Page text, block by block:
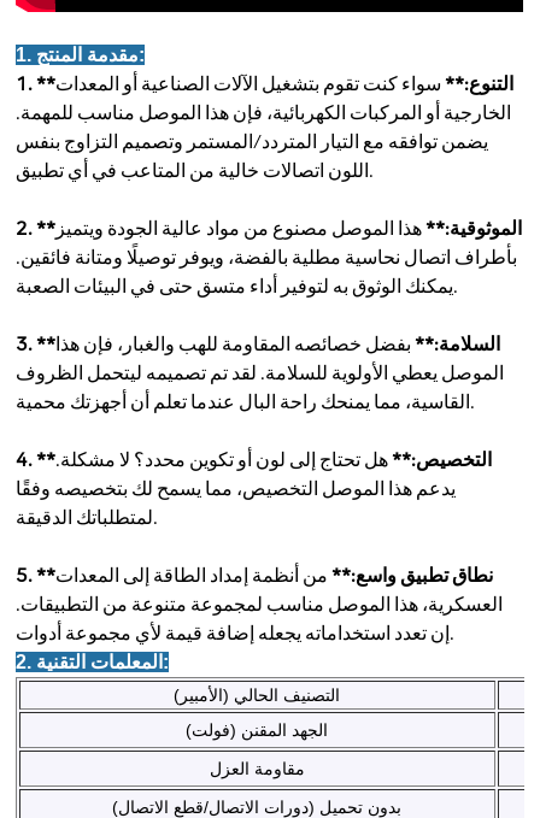
1. مقدمة المنتج:
1. **التنوع:**سواء كنت تقوم بتشغيل الآلات الصناعية أو المعدات
الخارجية أو المركبات الكهربائية، فإن هذا الموصل مناسب للمهمة.
يضمن توافقه مع التيار المتردد/المستمر وتصميم التزاوج بنفس
اللون اتصالات خالية من المتاعب في أي تطبيق.
2. **الموثوقية:**هذا الموصل مصنوع من مواد عالية الجودة ويتميز
بأطراف اتصال نحاسية مطلية بالفضة، ويوفر توصيلًا ومتانة فائقين.
يمكنك الوثوق به لتوفير أداء متسق حتى في البيئات الصعبة.
3. **السلامة:**بفضل خصائصه المقاومة للهب والغبار، فإن هذا
الموصل يعطي الأولوية للسلامة. لقد تم تصميمه ليتحمل الظروف
القاسية، مما يمنحك راحة البال عندما تعلم أن أجهزتك محمية.
4. **التخصيص:**هل تحتاج إلى لون أو تكوين محدد؟ لا مشكلة.
يدعم هذا الموصل التخصيص، مما يسمح لك بتخصيصه وفقًا
لمتطلباتك الدقيقة.
5. **نطاق تطبيق واسع:**من أنظمة إمداد الطاقة إلى المعدات
العسكرية، هذا الموصل مناسب لمجموعة متنوعة من التطبيقات.
إن تعدد استخداماته يجعله إضافة قيمة لأي مجموعة أدوات.
2. المعلمات التقنية:
التصنيف الحالي (الأمبير)
الجهد المقنن (فولت)
مقاومة العزل
بدون تحميل (دورات الاتصال/قطع الاتصال)